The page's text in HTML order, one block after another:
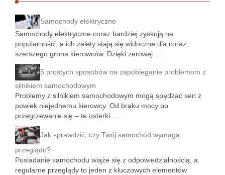
Samochody elektryczne
Samochody elektryczne coraz bardziej zyskują na
popularności, a ich zalety stają się widoczne dla coraz
szerszego grona kierowców. Dzięki zerowej …
5 prostych sposobów na zapobieganie problemom z
silnikiem samochodowym
Problemy z silnikiem samochodowym mogą spędzać sen z
powiek niejednemu kierowcy. Od braku mocy po
przegrzewanie się – te usterki …
Jak sprawdzić, czy Twój samochód wymaga
przeglądu?
Posiadanie samochodu wiąże się z odpowiedzialnością, a
regularne przeglądy to jeden z kluczowych elementów